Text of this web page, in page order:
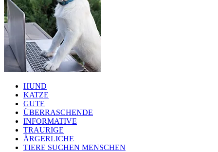
HUND
KATZE
GUTE
ÜBERRASCHENDE
INFORMATIVE
TRAURIGE
ÄRGERLICHE
TIERE SUCHEN MENSCHEN